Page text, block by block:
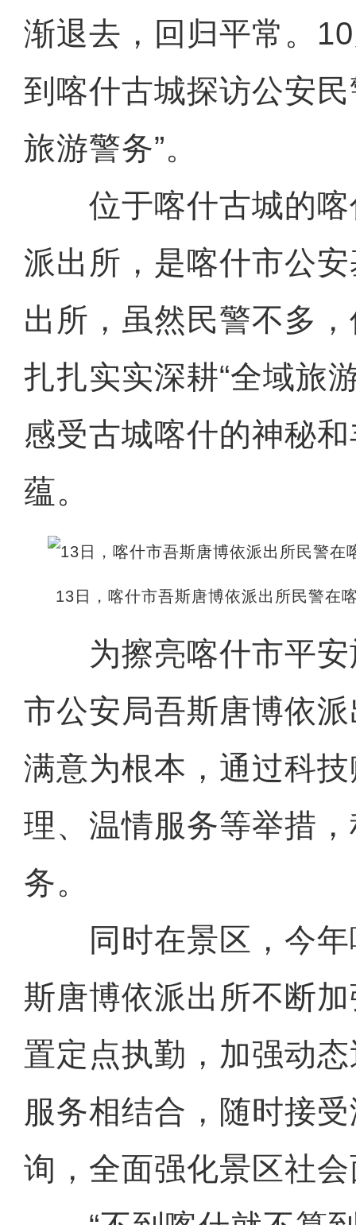
渐退去，回归平常。
到喀什古城探访公安
旅游警务”。
位于喀什古城的喀
派出所，是喀什市公
出所，虽然民警不多
扎扎实实深耕“全域旅
感受古城喀什的神秘
蕴。
13日，喀什市吾斯唐博依派出所民警在
为擦亮喀什市平安
市公安局吾斯唐博依
满意为根本，通过科
理、温情服务等举措
务。
同时在景区，今年
斯唐博依派出所不断
置定点执勤，加强动
服务相结合，随时接
询，全面强化景区社